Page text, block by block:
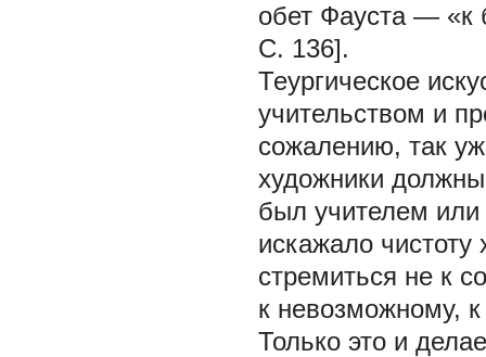
обет Фауста — «к
С. 136].
Теургическое
учительством и
сожалению, так
художники
был учителем или
искажало
стремиться не к
к невозможному,
Только это и